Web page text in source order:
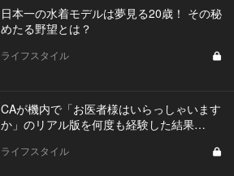
日本一の水着モデルは夢見る20歳！ その秘
めたる野望とは？
ライフスタイル
CAが機内で「お医者様はいらっしゃいます
か」のリアル版を何度も経験した結果…
ライフスタイル